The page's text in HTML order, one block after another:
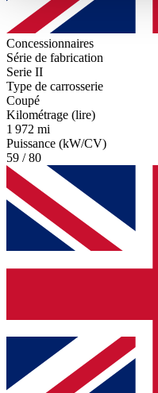
haben oder die sie im
gesammelt haben.
Concessionnaires
Série de fabrication
Serie II
Type de carrosserie
Coupé
Kilométrage (lire)
1 972 mi
Puissance (kW/CV)
59 / 80